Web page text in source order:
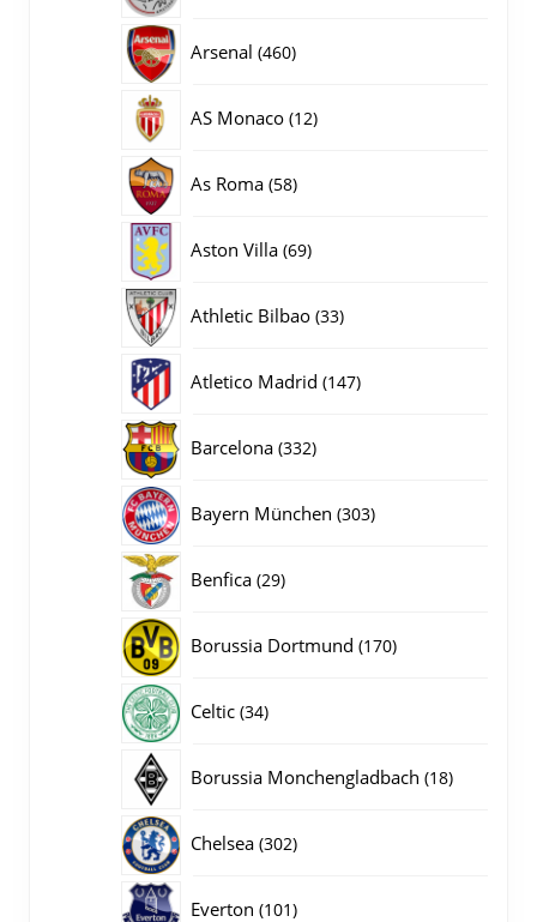
Arsenal 460460
AS Monaco 1212
As Roma 5858
Aston Villa 6969
Athletic Bilbao 3333
Atletico Madrid 147147
Barcelona 332332
Bayern München 303303
Benfica 2929
Borussia Dortmund 170170
Celtic 3434
Borussia Monchengladbach 1818
Chelsea 302302
Everton 101101